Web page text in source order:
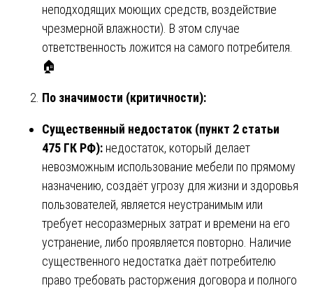
неподходящих моющих средств, воздействие
чрезмерной влажности). В этом случае
ответственность ложится на самого потребителя.
🏠
По значимости (критичности):
Существенный недостаток (пункт 2 статьи
475 ГК РФ): недостаток, который делает
невозможным использование мебели по прямому
назначению, создаёт угрозу для жизни и здоровья
пользователей, является неустранимым или
требует несоразмерных затрат и времени на его
устранение, либо проявляется повторно. Наличие
существенного недостатка даёт потребителю
право требовать расторжения договора и полного